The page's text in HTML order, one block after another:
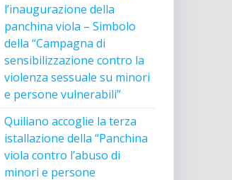
l’inaugurazione della
panchina viola – Simbolo
della “Campagna di
sensibilizzazione contro la
violenza sessuale su minori
e persone vulnerabili”
Quiliano accoglie la terza
istallazione della “Panchina
viola contro l’abuso di
minori e persone